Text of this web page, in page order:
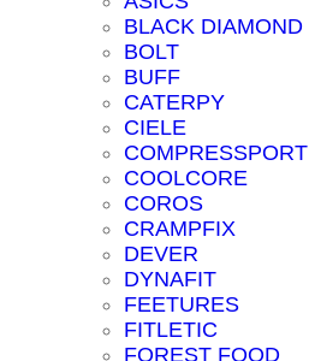
BLACK DIAMOND
BOLT
BUFF
CATERPY
CIELE
COMPRESSPORT
COOLCORE
COROS
CRAMPFIX
DEVER
DYNAFIT
FEETURES
FITLETIC
FOREST FOOD